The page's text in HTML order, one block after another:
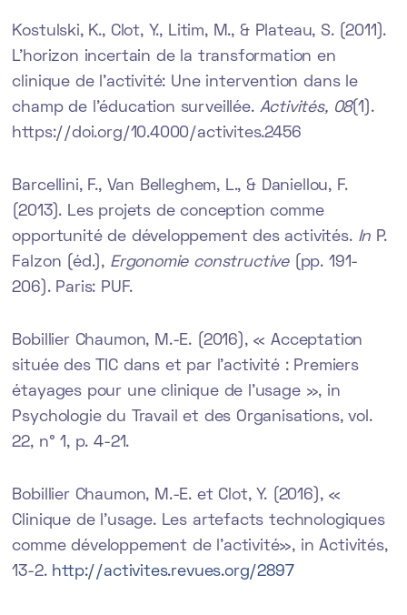
Kostulski, K., Clot, Y., Litim, M., & Plateau, S. (2011).
L’horizon incertain de la transformation en
clinique de l’activité: Une intervention dans le
champ de l’éducation surveillée. Activités, 08(1).
https://doi.org/10.4000/activites.2456
Barcellini, F., Van Belleghem, L., & Daniellou, F.
(2013). Les projets de conception comme
opportunité de développement des activités. In P.
Falzon (éd.), Ergonomie constructive
(pp. 191-
206). Paris: PUF.
Bobillier Chaumon, M.-E. (2016), « Acceptation
située des TIC dans et par l’activité : Premiers
étayages pour une clinique de l’usage », in
Psychologie du Travail et des Organisations, vol.
22, n° 1, p. 4-21.
Bobillier Chaumon, M.-E. et Clot, Y. (2016), «
Clinique de l’usage. Les artefacts technologiques
comme développement de l’activité», in Activités,
13-2. http://activites.revues.org/2897